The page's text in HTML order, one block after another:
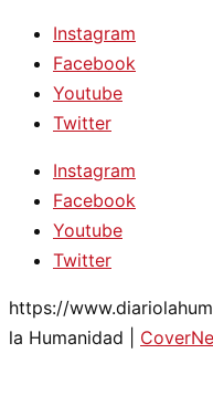
Instagram
Facebook
Youtube
Twitter
Instagram
Facebook
Youtube
Twitter
https://
la Humanidad